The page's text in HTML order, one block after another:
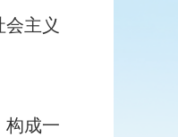
主义
构成一